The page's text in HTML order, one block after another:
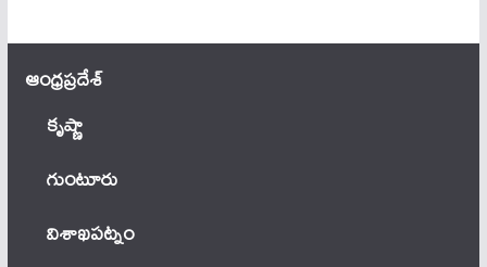
ఆంధ్ర‌ప్ర‌దేశ్
కృష్ణా
గుంటూరు
విశాఖపట్నం